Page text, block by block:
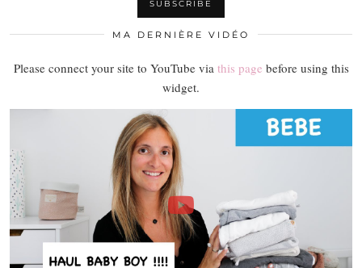
MA DERNIÈRE VIDÉO
Please connect your site to YouTube via this page before using this
widget.